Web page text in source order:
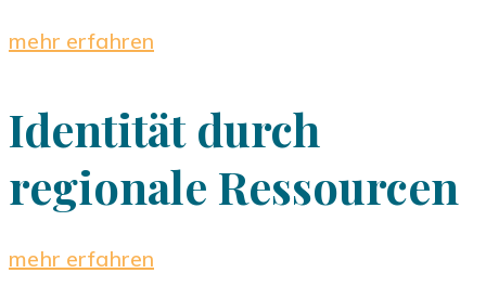
mehr erfahren
Identität durch
regionale Ressourcen
mehr erfahren